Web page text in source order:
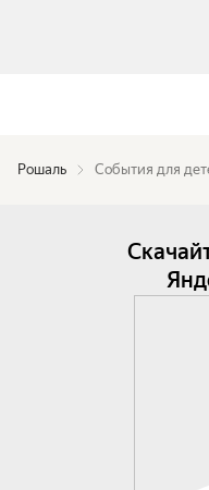
Рошаль События для